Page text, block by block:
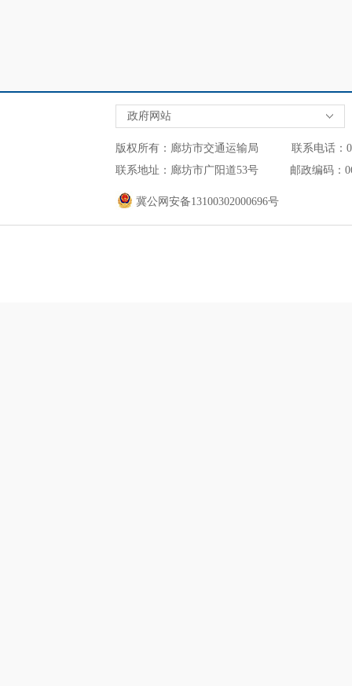
政府网站
版权所有：廊坊市交通运输局 联系电话
联系地址：廊坊市广阳道53号 邮政编
冀公网安备13100302000696号